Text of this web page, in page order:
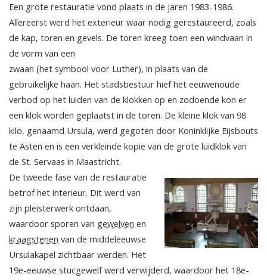
Een grote restauratie vond plaats in de jaren 1983-1986.
Allereerst werd het exterieur waar nodig gerestaureerd, zoals
de kap, toren en gevels. De toren kreeg toen een windvaan in
de vorm van een
zwaan (het symbool voor Luther), in plaats van de
gebruikelijke haan. Het stadsbestuur hief het eeuwenoude
verbod op het luiden van de klokken op en zodoende kon er
een klok worden geplaatst in de toren. De kleine klok van 98
kilo, genaamd Ursula, werd gegoten door Koninklijke Eijsbouts
te Asten en is een verkleinde kopie van de grote luidklok van
de St. Servaas in Maastricht.
De tweede fase van de restauratie
betrof het interieur. Dit werd van
zijn pleisterwerk ontdaan,
waardoor sporen van gewelven en
kraagstenen van de middeleeuwse
Ursulakapel zichtbaar werden. Het
19e-eeuwse stucgewelf werd verwijderd, waardoor het 18e-